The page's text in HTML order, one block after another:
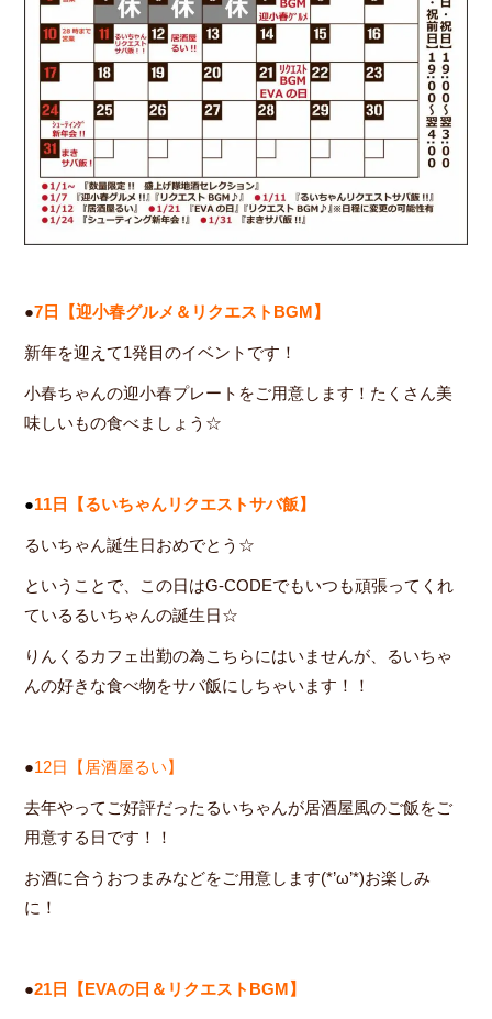
●7日【迎小春グルメ＆リクエストBGM】
新年を迎えて1発目のイベントです！
小春ちゃんの迎小春プレートをご用意します！たくさん美
味しいもの食べましょう☆
●11日【るいちゃんリクエストサバ飯】
るいちゃん誕生日おめでとう☆
ということで、この日はG-CODEでもいつも頑張ってくれ
ているるいちゃんの誕生日☆
りんくるカフェ出勤の為こちらにはいませんが、るいちゃ
んの好きな食べ物をサバ飯にしちゃいます！！
●12日【居酒屋るい】
去年やってご好評だったるいちゃんが居酒屋風のご飯をご
用意する日です！！
お酒に合うおつまみなどをご用意します(*’ω’*)お楽しみ
に！
●21日【EVAの日＆リクエストBGM】